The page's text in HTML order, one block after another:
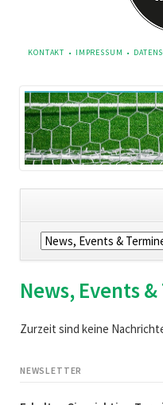
NAVIGATION
KONTAKT IMPRESSUM
Navigation
überspringen
News, Events
Zurzeit sind keine
NEWSLETTER